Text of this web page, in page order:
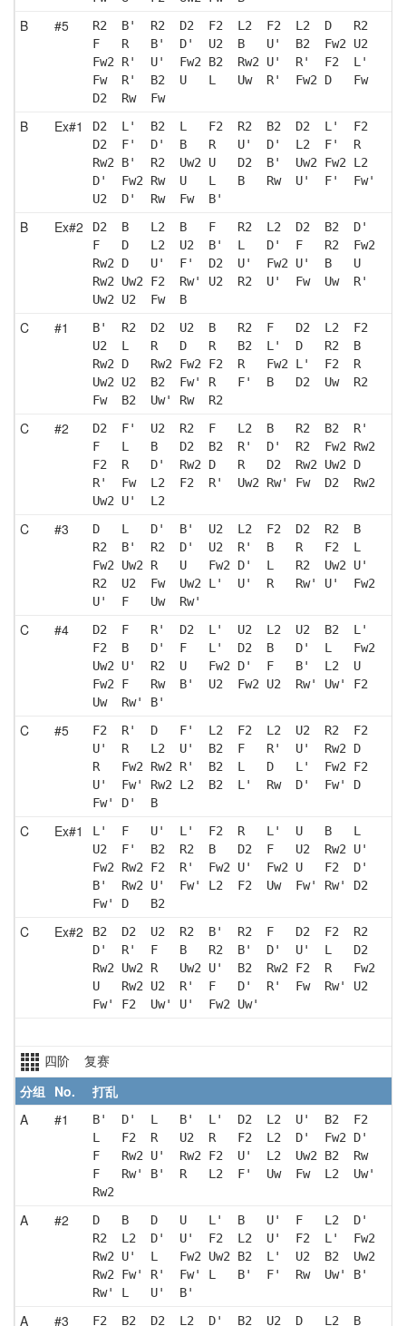
B #5
R2  B'  R2  D2  F2  L2  F2  L2  D   R2
F   R   B'  D'  U2  B   U'  B2  Fw2 U2
Fw2 R'  U'  Fw2 B2  Rw2 U'  R'  F2  L'
Fw  R'  B2  U   L   Uw  R'  Fw2 D   Fw
D2  Rw  Fw
B Ex#1
D2  L'  B2  L   F2  R2  B2  D2  L'  F2
D2  F'  D'  B   R   U'  D'  L2  F'  R
Rw2 B'  R2  Uw2 U   D2  B'  Uw2 Fw2 L2
D'  Fw2 Rw  U   L   B   Rw  U'  F'  Fw'
U2  D'  Rw  Fw  B'
B Ex#2
D2  B   L2  B   F   R2  L2  D2  B2  D'
F   D   L2  U2  B'  L   D'  F   R2  Fw2
Rw2 D   U'  F'  D2  U'  Fw2 U'  B   U
Rw2 Uw2 F2  Rw' U2  R2  U'  Fw  Uw  R'
Uw2 U2  Fw  B
C #1
B'  R2  D2  U2  B   R2  F   D2  L2  F2
U2  L   R   D   R   B2  L'  D   R2  B
Rw2 D   Rw2 Fw2 F2  R   Fw2 L'  F2  R
Uw2 U2  B2  Fw' R   F'  B   D2  Uw  R2
Fw  B2  Uw' Rw  R2
C #2
D2  F'  U2  R2  F   L2  B   R2  B2  R'
F   L   B   D2  B2  R'  D'  R2  Fw2 Rw2
F2  R   D'  Rw2 D   R   D2  Rw2 Uw2 D
R'  Fw  L2  F2  R'  Uw2 Rw' Fw  D2  Rw2
Uw2 U'  L2
C #3
D   L   D'  B'  U2  L2  F2  D2  R2  B
R2  B'  R2  D'  U2  R'  B   R   F2  L
Fw2 Uw2 R   U   Fw2 D'  L   R2  Uw2 U'
R2  U2  Fw  Uw2 L'  U'  R   Rw' U'  Fw2
U'  F   Uw  Rw'
C #4
D2  F   R'  D2  L'  U2  L2  U2  B2  L'
F2  B   D'  F   L'  D2  B   D'  L   Fw2
Uw2 U'  R2  U   Fw2 D'  F   B'  L2  U
Fw2 F   Rw  B'  U2  Fw2 U2  Rw' Uw' F2
Uw  Rw' B'
C #5
F2  R'  D   F'  L2  F2  L2  U2  R2  F2
U'  R   L2  U'  B2  F   R'  U'  Rw2 D
R   Fw2 Rw2 R'  B2  L   D   L'  Fw2 F2
U'  Fw' Rw2 L2  B2  L'  Rw  D'  Fw' D
Fw' D'  B
C Ex#1
L'  F   U'  L'  F2  R   L'  U   B   L
U2  F'  B2  R2  B   D2  F   U2  Rw2 U'
Fw2 Rw2 F2  R'  Fw2 U'  Fw2 U   F2  D'
B'  Rw2 U'  Fw' L2  F2  Uw  Fw' Rw' D2
Fw' D   B2
C Ex#2
B2  D2  U2  R2  B'  R2  F   D2  F2  R2
D'  R'  F   B   R2  B'  D'  U'  L   D2
Rw2 Uw2 R   Uw2 U'  B2  Rw2 F2  R   Fw2
U   Rw2 U2  R'  F   D'  R'  Fw  Rw' U2
Fw' F2  Uw' U'  Fw2 Uw'
四阶 复赛
分组 No.
打乱
A
#1
B'  D'  L   B'  L'  D2  L2  U'  B2  F2
L   F2  R   U2  R   F2  L2  D'  Fw2 D'
F   Rw2 U'  Rw2 F2  U'  L2  Uw2 B2  Rw
F   Rw' B'  R   L2  F'  Uw  Fw  L2  Uw'
Rw2
A #2
D   B   D   U   L'  B   U'  F   L2  D'
R2  L2  D'  U'  F2  L2  U'  F2  L'  Fw2
Rw2 U'  L   Fw2 Uw2 B2  L'  U2  B2  Uw2
Rw2 Fw' R'  Fw' L   B'  F'  Rw  Uw' B'
Rw' L   U'  B'
A #3
F2  B2  D2  L2  D'  B2  U2  D   L2  B